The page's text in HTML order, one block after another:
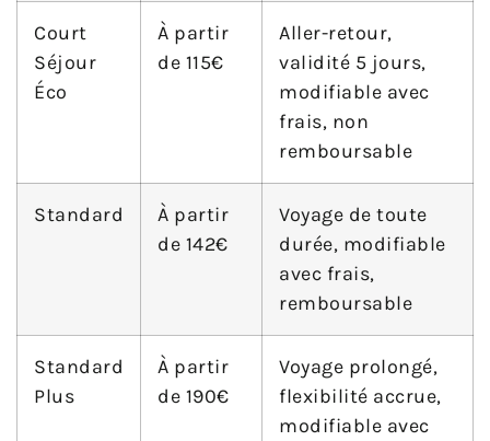
Court
Séjour
Éco
À partir
de 115€
Aller-retour,
validité 5 jours,
modifiable avec
frais, non
remboursable
Standard
À partir
de 142€
Voyage de toute
durée, modifiable
avec frais,
remboursable
Standard
Plus
À partir
de 190€
Voyage prolongé,
flexibilité accrue,
modifiable avec